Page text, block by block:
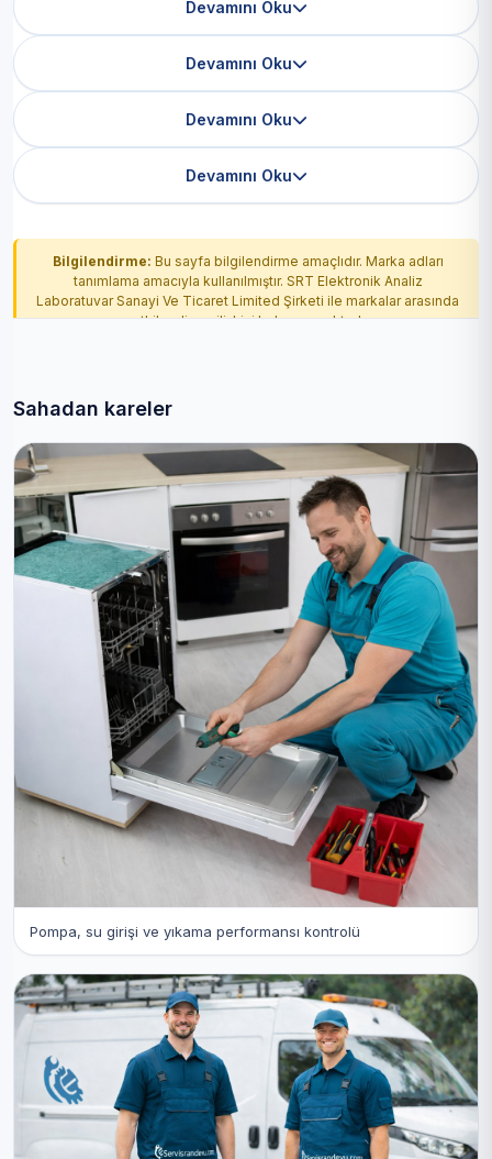
Devamını Oku
Devamını Oku
Devamını Oku
Devamını Oku
Bilgilendirme: Bu sayfa bilgilendirme amaçlıdır. Marka adları
tanımlama amacıyla kullanılmıştır. SRT Elektronik Analiz
Laboratuvar Sanayi Ve Ticaret Limited Şirketi ile markalar arasında
yetkilendirme ilişkisi bulunmamaktadır.
Sahadan kareler
Pompa, su girişi ve yıkama performansı kontrolü